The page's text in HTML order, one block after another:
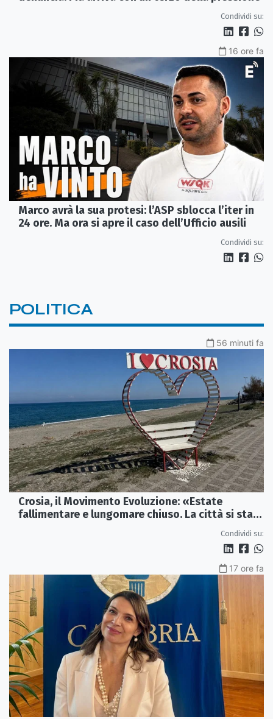
Condividi su:
16 ore fa
Marco avrà la sua protesi: l’ASP sblocca l’iter in
24 ore. Ma ora si apre il caso dell’Ufficio ausili
Condividi su:
POLITICA
56 minuti fa
Crosia, il Movimento Evoluzione: «Estate
fallimentare e lungomare chiuso. La città si sta
Condividi su:
17 ore fa